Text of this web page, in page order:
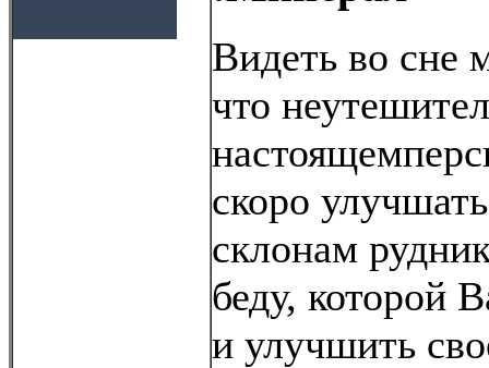
Видеть во сне
что
скоро
склонам
беду, которой
и улучшить